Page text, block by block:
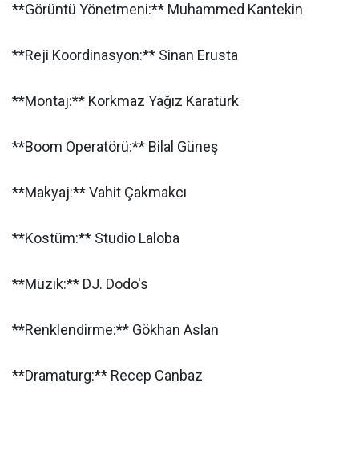
**Görüntü Yönetmeni:** Muhammed Kantekin
**Reji Koordinasyon:** Sinan Erusta
**Montaj:** Korkmaz Yağız Karatürk
**Boom Operatörü:** Bilal Güneş
**Makyaj:** Vahit Çakmakcı
**Kostüm:** Studio Laloba
**Müzik:** DJ. Dodo's
**Renklendirme:** Gökhan Aslan
**Dramaturg:** Recep Canbaz